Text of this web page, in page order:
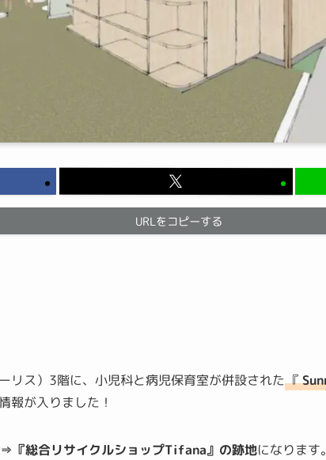
URLをコピーする
リス）3階に、小児科と病児保育室が併設された『
報が入りました！
⇒『総合リサイクルショップTifana』の跡地になります。